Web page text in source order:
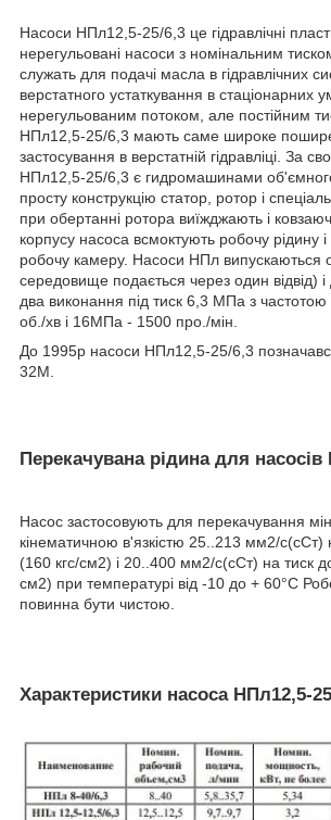
Насоси НПл12,5-25/6,3 це гідравлічні
нерегульовані насоси з номінальним
служать для подачі масла в гідравлічних
верстатного устаткування в стаціонарних
нерегульованим потоком, але постійним
НПл12,5-25/6,3 мають саме широке
застосування в верстатній гідравліці. За
НПл12,5-25/6,3 є гидромашинами
просту конструкцію статор, ротор і
при обертанні ротора виїжджають і
корпусу насоса всмоктують робочу рідину і
робочу камеру. Насоси НПл випускаються
середовище подається через один відвід)
два виконання під тиск 6,3 МПа з
об./хв і 16МПа - 1500 про./мін.
До 1995р насоси НПл12,5-25/6,3
32М.
Перекачувана рідина для
Насос застосовують для перекачування
кінематичною в'язкістю 25..213 мм2/
(160 кгс/см2) і 20..400 мм2/с(сСт) на тиск
см2) при температурі від -10 до + 60°С
повинна бути чистою.
Характеристики насоса НПл12,5-